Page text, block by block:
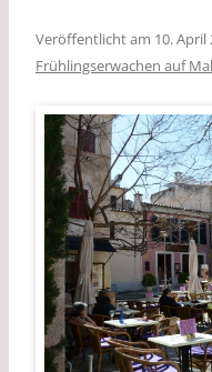
Veröffentlicht am 10. April
Frühlingserwachen auf